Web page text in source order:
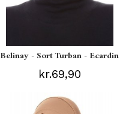
Belinay - Sort Turban - Ecardin
kr.69,90